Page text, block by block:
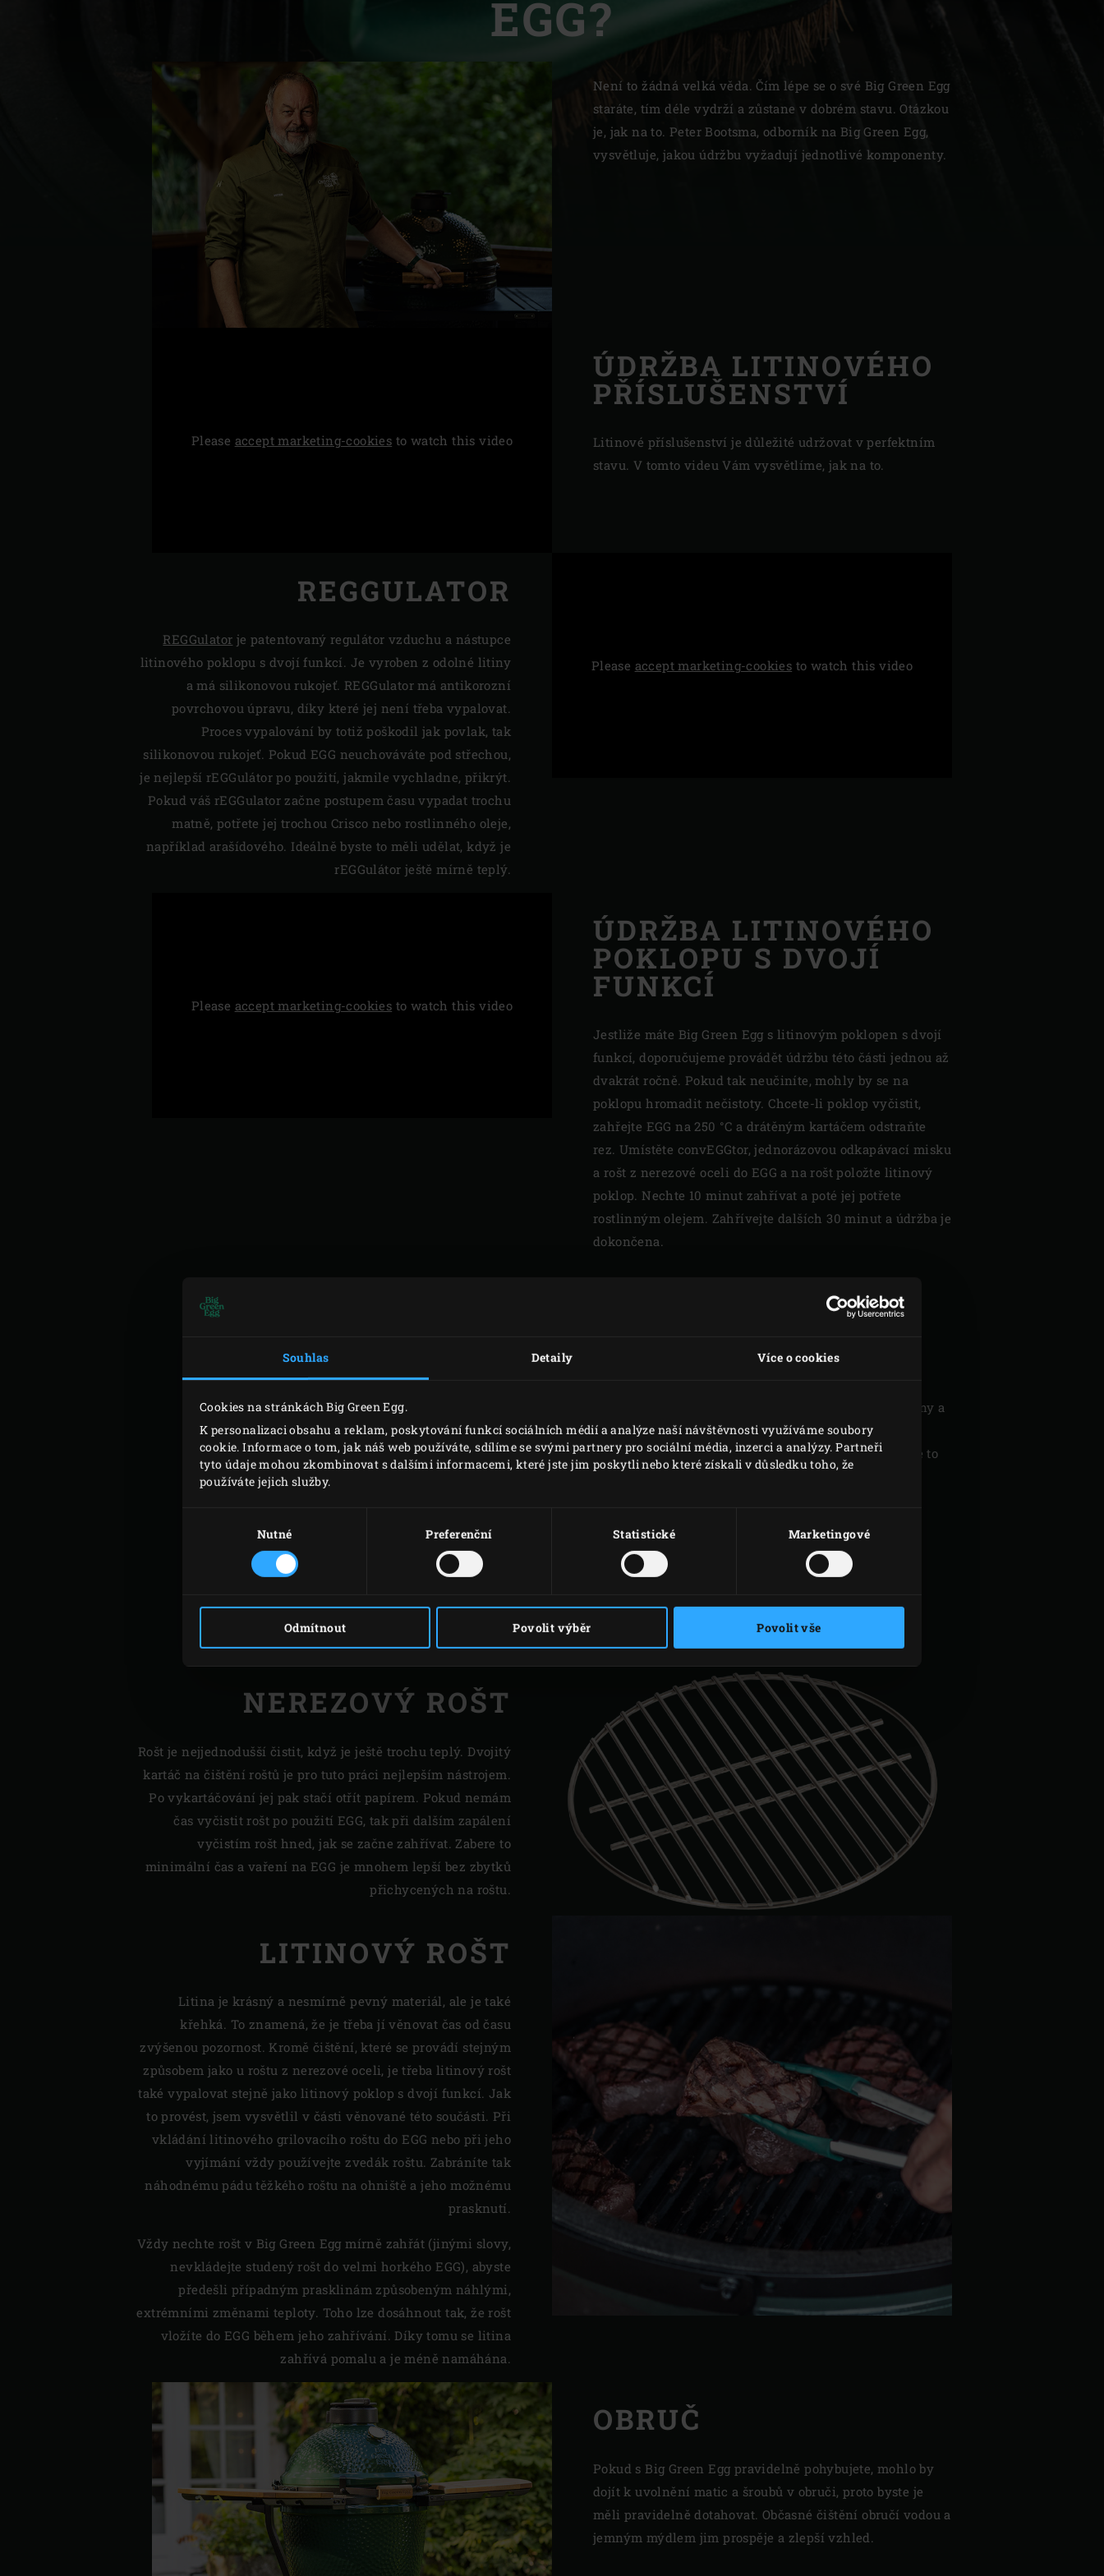
Souhlas Detaily Více o cookies
Cookies na stránkách Big Green Egg.
K personalizaci obsahu a reklam, poskytování funkcí sociálních médií a analýze naší návštěvnosti využíváme soubory
cookie. Informace o tom, jak náš web používáte, sdílíme se svými partnery pro sociální média, inzerci a analýzy. Partneři
tyto údaje mohou zkombinovat s dalšími informacemi, které jste jim poskytli nebo které získali v důsledku toho, že
používáte jejich služby.
Nutné Preferenční Statistické Marketingové
Odmítnout Povolit výběr Povolit vše
Finland | Suomi
France | France
Germany | Deutschland
Greece | Ελλάδα
Hungary | Magyarország
Slovenia | Slovenija
Sweden | Sverige
Switzerland (French) | Schweiz (Français)
Switzerland | Schweiz
EGG?
Není to žádná velká věda. Čím lépe se o své Big Green Egg
staráte, tím déle vydrží a zůstane v dobrém stavu. Otázkou
je, jak na to. Peter Bootsma, odborník na Big Green Egg,
vysvětluje, jakou údržbu vyžadují jednotlivé komponenty.
Please accept marketing-cookies to watch this video
ÚDRŽBA LITINOVÉHO
PŘÍSLUŠENSTVÍ
Litinové příslušenství je důležité udržovat v perfektním
stavu. V tomto videu Vám vysvětlíme, jak na to.
Please accept marketing-cookies to watch this video
REGGULATOR
REGGulator je patentovaný regulátor vzduchu a nástupce
litinového poklopu s dvojí funkcí. Je vyroben z odolné litiny
a má silikonovou rukojeť. REGGulator má antikorozní
povrchovou úpravu, díky které jej není třeba vypalovat.
Proces vypalování by totiž poškodil jak povlak, tak
silikonovou rukojeť. Pokud EGG neuchováváte pod střechou,
je nejlepší rEGGulátor po použití, jakmile vychladne, přikrýt.
Pokud váš rEGGulator začne postupem času vypadat trochu
matně, potřete jej trochou Crisco nebo rostlinného oleje,
například arašídového. Ideálně byste to měli udělat, když je
rEGGulátor ještě mírně teplý.
Please accept marketing-cookies to watch this video
ÚDRŽBA LITINOVÉHO
POKLOPU S DVOJÍ
FUNKCÍ
Jestliže máte Big Green Egg s litinovým poklopen s dvojí
funkcí, doporučujeme provádět údržbu této části jednou až
dvakrát ročně. Pokud tak neučiníte, mohly by se na
poklopu hromadit nečistoty. Chcete-li poklop vyčistit,
zahřejte EGG na 250 °C a drátěným kartáčem odstraňte
rez. Umístěte convEGGtor, jednorázovou odkapávací misku
a rošt z nerezové oceli do EGG a na rošt položte litinový
poklop. Nechte 10 minut zahřívat a poté jej potřete
rostlinným olejem. Zahřívejte dalších 30 minut a údržba je
dokončena.
KERAMICKÉ VÍKO S
Čas od času vyčistěte vnější část keramického základny a
víka (já to dělám častěji, protože EGG používám téměř
denně) mýdlovou vodou s trochou zeleného mýdla. Je to
snazší, pokud je EGG ještě mírně teplé. Vnitřek víka
NEREZOVÝ ROŠT
Rošt je nejjednodušší čistit, když je ještě trochu teplý. Dvojitý
kartáč na čištění roštů je pro tuto práci nejlepším nástrojem.
Po vykartáčování jej pak stačí otřít papírem. Pokud nemám
čas vyčistit rošt po použití EGG, tak při dalším zapálení
vyčistím rošt hned, jak se začne zahřívat. Zabere to
minimální čas a vaření na EGG je mnohem lepší bez zbytků
přichycených na roštu.
LITINOVÝ ROŠT
Litina je krásný a nesmírně pevný materiál, ale je také
křehká. To znamená, že je třeba jí věnovat čas od času
zvýšenou pozornost. Kromě čištění, které se provádí stejným
způsobem jako u roštu z nerezové oceli, je třeba litinový rošt
také vypalovat stejně jako litinový poklop s dvojí funkcí. Jak
to provést, jsem vysvětlil v části věnované této součásti. Při
vkládání litinového grilovacího roštu do EGG nebo při jeho
vyjímání vždy používejte zvedák roštu. Zabráníte tak
náhodnému pádu těžkého roštu na ohniště a jeho možnému
prasknutí.
Vždy nechte rošt v Big Green Egg mírně zahřát (jinými slovy,
nevkládejte studený rošt do velmi horkého EGG), abyste
předešli případným prasklinám způsobeným náhlými,
extrémními změnami teploty. Toho lze dosáhnout tak, že rošt
vložíte do EGG během jeho zahřívání. Díky tomu se litina
zahřívá pomalu a je méně namáhána.
OBRUČ
Pokud s Big Green Egg pravidelně pohybujete, mohlo by
dojít k uvolnění matic a šroubů v obruči, proto byste je
měli pravidelně dotahovat. Občasné čištění obručí vodou a
jemným mýdlem jim prospěje a zlepší vzhled.